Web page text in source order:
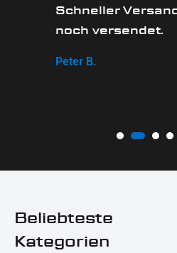
Schneller
noch versendet.
Peter B.
Beliebteste
Kategorien